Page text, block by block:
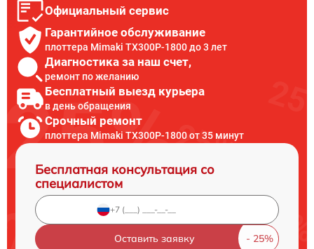
Официальный сервис
Гарантийное обслуживание
плоттера Mimaki TX300P-1800 до 3 лет
Диагностика за наш счет,
ремонт по желанию
Бесплатный выезд курьера
в день обращения
Срочный ремонт
плоттера Mimaki TX300P-1800 от 35 минут
Бесплатная консультация со
специалистом
Оставить заявку